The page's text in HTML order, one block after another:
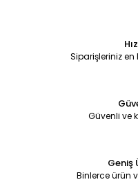
Siparişleriniz en
Güvenli ve
Geniş
Binlerce ürün